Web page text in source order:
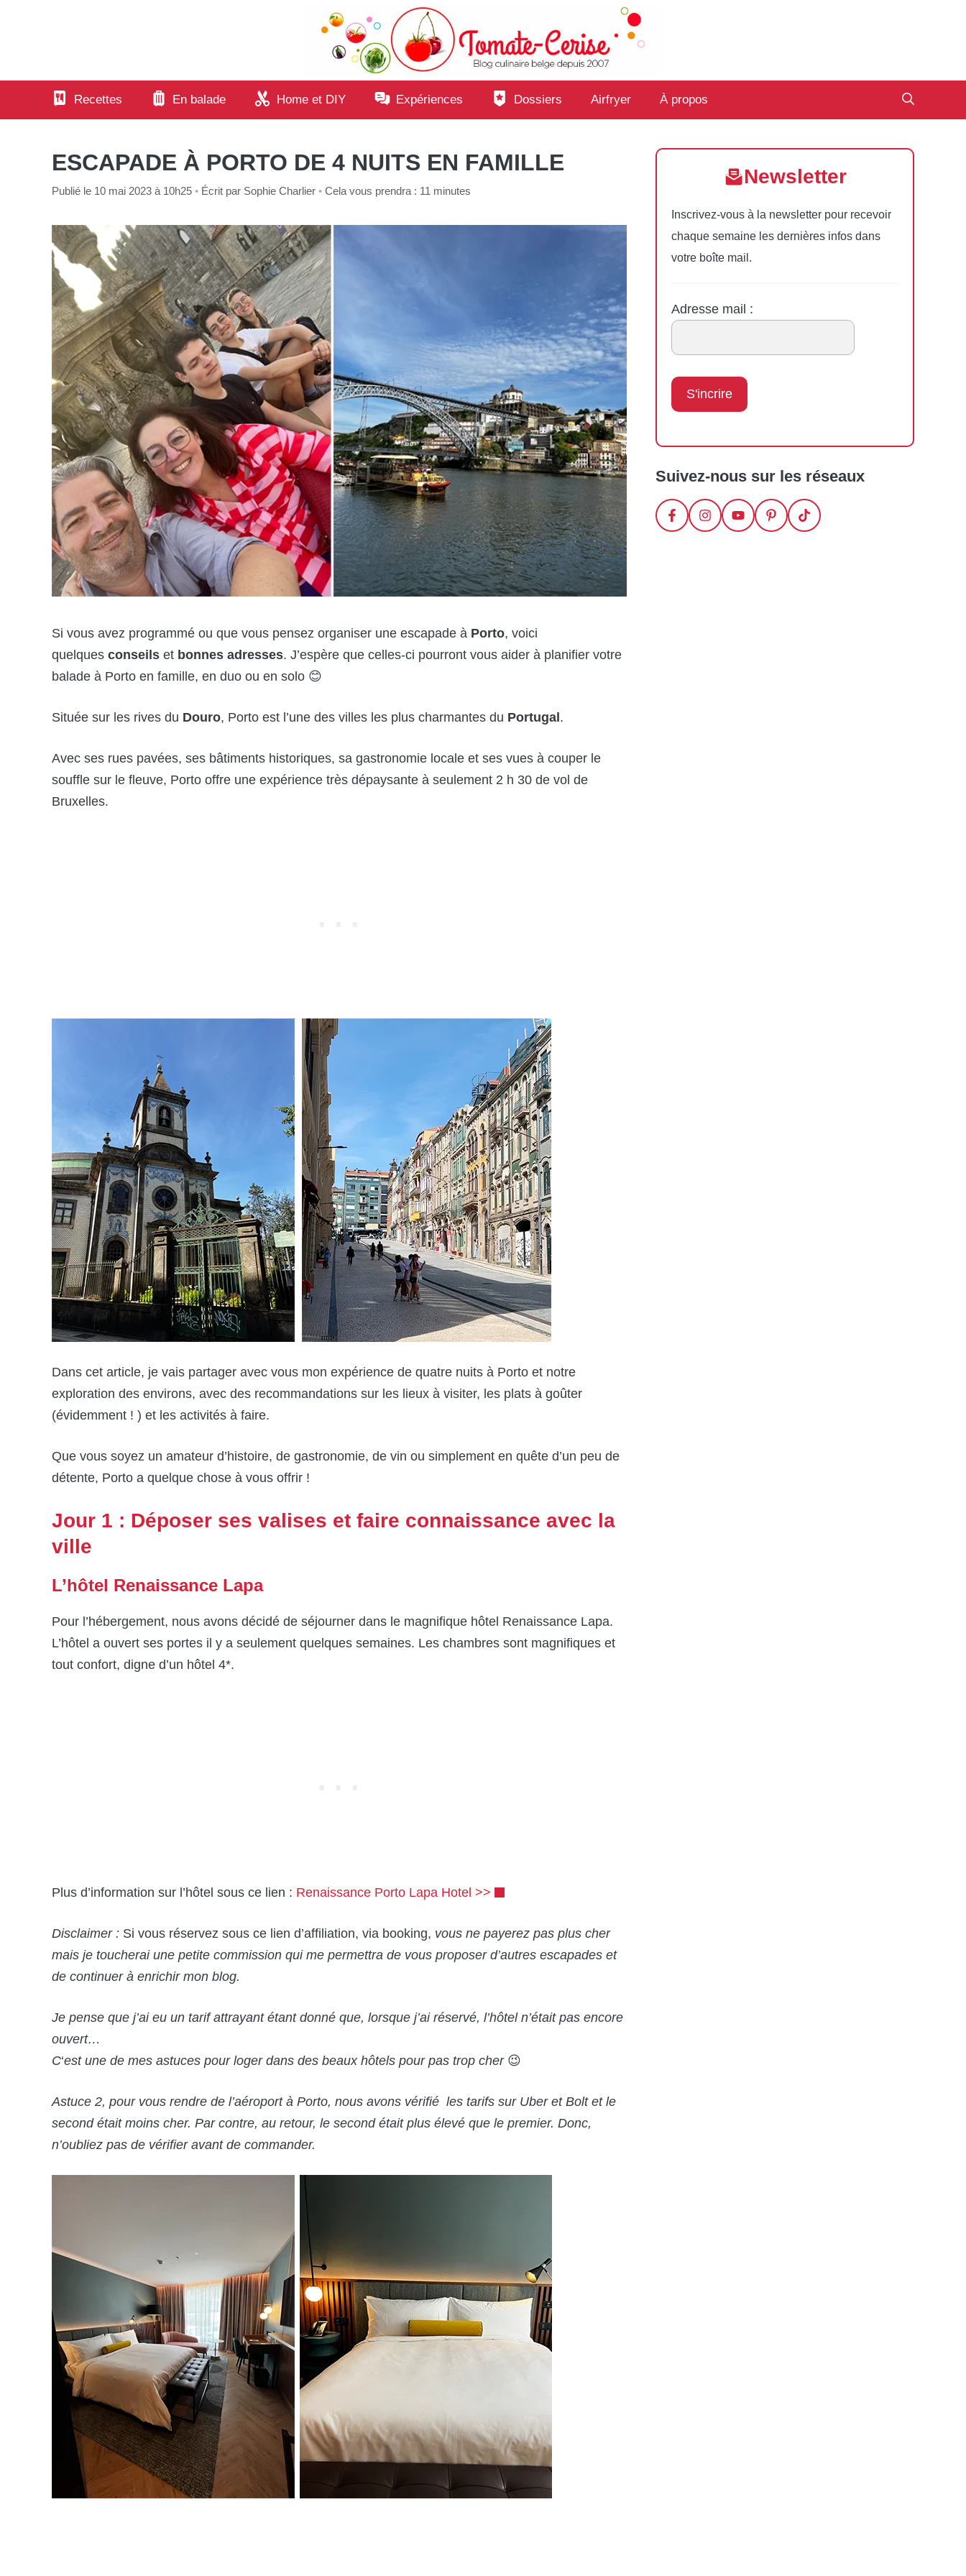
Recettes En balade Home et DIY Expériences Dossiers Airfryer À propos
ESCAPADE À PORTO DE 4 NUITS EN FAMILLE
Publié le 10 mai 2023 à 10h25 • Écrit par Sophie Charlier • Cela vous prendra : 11 minutes
Si vous avez programmé ou que vous pensez organiser une escapade à Porto, voici
quelques conseils et bonnes adresses. J’espère que celles-ci pourront vous aider à planifier votre
balade à Porto en famille, en duo ou en solo 😊
Située sur les rives du Douro, Porto est l’une des villes les plus charmantes du Portugal.
Avec ses rues pavées, ses bâtiments historiques, sa gastronomie locale et ses vues à couper le
souffle sur le fleuve, Porto offre une expérience très dépaysante à seulement 2 h 30 de vol de
Bruxelles.
Dans cet article, je vais partager avec vous mon expérience de quatre nuits à Porto et notre
exploration des environs, avec des recommandations sur les lieux à visiter, les plats à goûter
(évidemment ! ) et les activités à faire.
Que vous soyez un amateur d’histoire, de gastronomie, de vin ou simplement en quête d’un peu de
détente, Porto a quelque chose à vous offrir !
Jour 1 : Déposer ses valises et faire connaissance avec la
ville
L’hôtel Renaissance Lapa
Pour l’hébergement, nous avons décidé de séjourner dans le magnifique hôtel Renaissance Lapa.
L’hôtel a ouvert ses portes il y a seulement quelques semaines. Les chambres sont magnifiques et
tout confort, digne d’un hôtel 4*.
Plus d’information sur l’hôtel sous ce lien : Renaissance Porto Lapa Hotel >>
Disclaimer : Si vous réservez sous ce lien d’affiliation, via booking, vous ne payerez pas plus cher
mais je toucherai une petite commission qui me permettra de vous proposer d’autres escapades et
de continuer à enrichir mon blog.
Je pense que j’ai eu un tarif attrayant étant donné que, lorsque j’ai réservé, l’hôtel n’était pas encore
ouvert…
C‘est une de mes astuces pour loger dans des beaux hôtels pour pas trop cher 😉
Astuce 2, pour vous rendre de l’aéroport à Porto, nous avons vérifié les tarifs sur Uber et Bolt et le
second était moins cher. Par contre, au retour, le second était plus élevé que le premier. Donc,
n’oubliez pas de vérifier avant de commander.
Newsletter
Inscrivez-vous à la newsletter pour recevoir
chaque semaine les dernières infos dans
votre boîte mail.
Adresse mail :
Suivez-nous sur les réseaux